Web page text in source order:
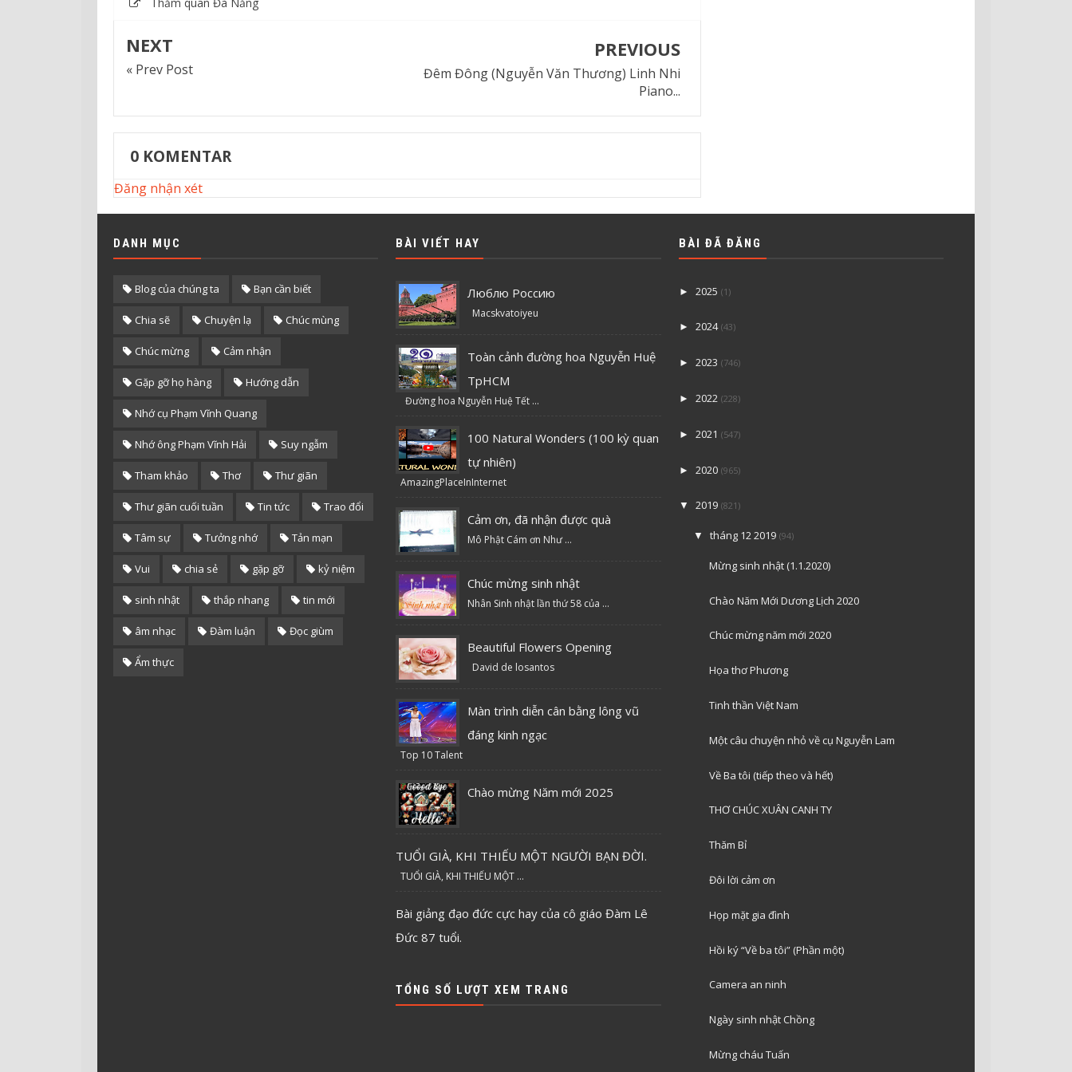
NEXT
« Prev Post
PREVIOUS
Đêm Đông (Nguyễn Văn Thương) Linh Nhi
Piano...
0 KOMENTAR
Đăng nhận xét
DANH MỤC
Blog của chúng ta Bạn cần biết
Chia sẽ Chuyện lạ Chúc mùng
Chúc mừng Cảm nhận
Gặp gỡ họ hàng Hướng dẫn
Nhớ cụ Phạm Vĩnh Quang
Nhớ ông Phạm Vĩnh Hải Suy ngẫm
Tham khảo Thơ Thư giãn
Thư giãn cuối tuần Tin tức Trao đổi
Tâm sự Tưởng nhớ Tản mạn
Vui chia sẻ gặp gỡ kỷ niệm
sinh nhật thắp nhang tin mới
âm nhạc Đàm luận Đọc giùm
Ẩm thực
BÀI VIẾT HAY
Люблю Россию
Macskvatoiyeu
Toàn cảnh đường hoa Nguyễn Huệ
TpHCM
Đường hoa Nguyễn Huệ Tết ...
100 Natural Wonders (100 kỳ quan
tự nhiên)
AmazingPlaceInInternet
Cảm ơn, đã nhận được quà
Mô Phật Cám ơn Như ...
Chúc mừng sinh nhật
Nhân Sinh nhật lần thứ 58 của ...
Beautiful Flowers Opening
David de losantos
Màn trình diễn cân bằng lông vũ
đáng kinh ngạc
Top 10 Talent
Chào mừng Năm mới 2025
TUỔI GIÀ, KHI THIẾU MỘT NGƯỜI BẠN ĐỜI.
TUỔI GIÀ, KHI THIẾU MỘT ...
Bài giảng đạo đức cực hay của cô giáo Đàm Lê
Đức 87 tuổi.
TỔNG SỐ LƯỢT XEM TRANG
BÀI ĐÃ ĐĂNG
► 2025 (1)
► 2024 (43)
► 2023 (746)
► 2022 (228)
► 2021 (547)
► 2020 (965)
▼ 2019 (821)
▼ tháng 12 2019 (94)
Mừng sinh nhật (1.1.2020)
Chào Năm Mới Dương Lịch 2020
Chúc mừng năm mới 2020
Họa thơ Phương
Tinh thần Việt Nam
Một câu chuyện nhỏ về cụ Nguyễn Lam
Về Ba tôi (tiếp theo và hết)
THƠ CHÚC XUÂN CANH TY
Thăm Bỉ
Đôi lời cảm ơn
Họp mặt gia đình
Hồi ký “Về ba tôi” (Phần một)
Camera an ninh
Ngày sinh nhật Chồng
Mừng cháu Tuấn